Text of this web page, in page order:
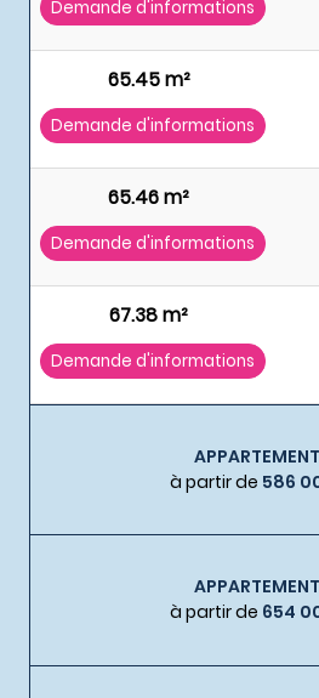
Demande d'informations
65.45 m²
Demande d'informations
65.46 m²
Demande d'informations
67.38 m²
Demande d'informations
à partir de 586
à partir de 654